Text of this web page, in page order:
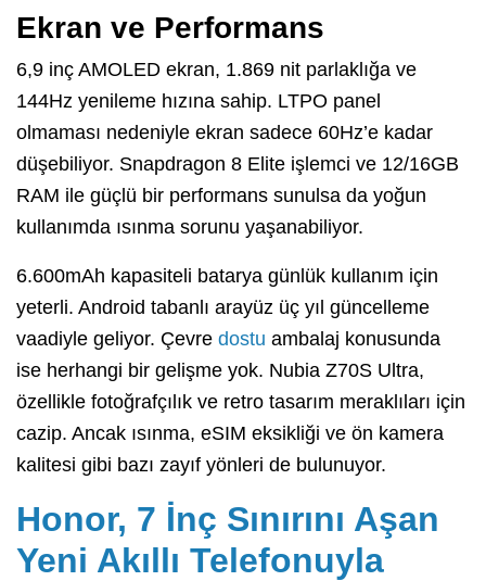
Ekran ve Performans
6,9 inç AMOLED ekran, 1.869 nit parlaklığa ve
144Hz yenileme hızına sahip. LTPO panel
olmaması nedeniyle ekran sadece 60Hz’e kadar
düşebiliyor. Snapdragon 8 Elite işlemci ve 12/16GB
RAM ile güçlü bir performans sunulsa da yoğun
kullanımda ısınma sorunu yaşanabiliyor.
6.600mAh kapasiteli batarya günlük kullanım için
yeterli. Android tabanlı arayüz üç yıl güncelleme
vaadiyle geliyor. Çevre dostu ambalaj konusunda
ise herhangi bir gelişme yok. Nubia Z70S Ultra,
özellikle fotoğrafçılık ve retro tasarım meraklıları için
cazip. Ancak ısınma, eSIM eksikliği ve ön kamera
kalitesi gibi bazı zayıf yönleri de bulunuyor.
Honor, 7 İnç Sınırını Aşan
Yeni Akıllı Telefonuyla